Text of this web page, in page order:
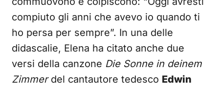
compiuto gli anni che avevo io quando ti
ho persa per sempre”. In una delle
didascalie, Elena ha citato anche due
versi della canzone Die Sonne in deinem
Zimmerdel cantautore tedesco Edwin